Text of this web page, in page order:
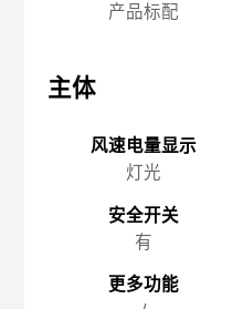
产品标配
主体
风速电量显示
灯光
安全开关
有
更多功能